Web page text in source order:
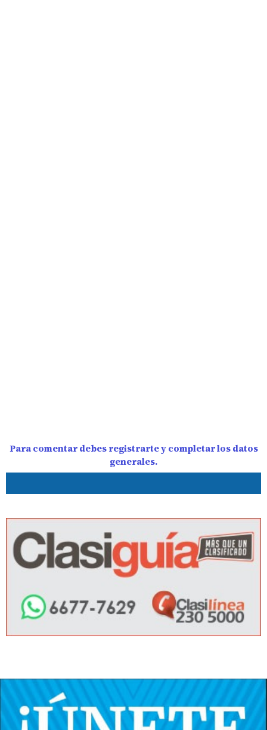
Para comentar debes registrarte y completar los datos
generales.